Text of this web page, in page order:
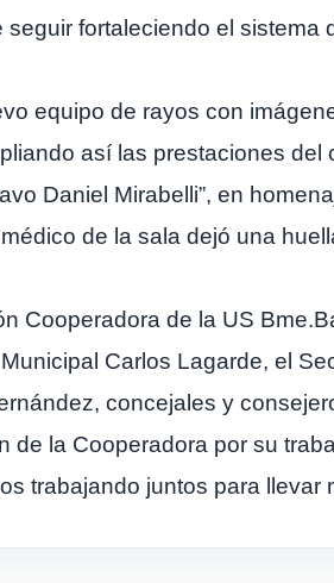
fortaleciendo el
equipo de rayos con
así las prestaciones del
Daniel Mirabelli”, en
de la sala dejó una
Cooperadora de la US
Carlos Lagarde, el
concejales y
de la Cooperadora por su
trabajando juntos para llevar